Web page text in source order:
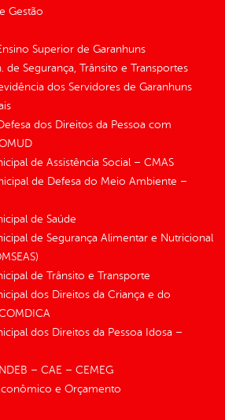
Gestão
Superior de Garanhuns
de Segurança, Trânsito e Transportes
dos Servidores de Garanhuns
dos Direitos da Pessoa com
de Assistência Social – CMAS
de Defesa do Meio Ambiente –
de Saúde
de Segurança Alimentar e Nutricional
de Trânsito e Transporte
dos Direitos da Criança e do
dos Direitos da Pessoa Idosa –
– CAE – CEMEG
e Orçamento